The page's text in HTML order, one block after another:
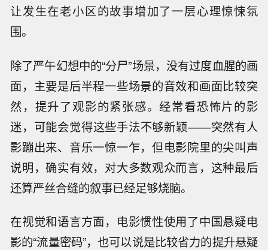
让发生在老小区的故事增加了一层心理惊悚氛
围。
除了严午幻想中的“分尸”场景，没有过度血腥的画
面，主要是后半程一些场景的音效和画面比较突
然，提升了观影的紧张感。经常看恐怖片的影
迷，可能会觉得这些手法不够新颖——突然有人
影蹦出来、音乐一惊一乍，但电影院里的尖叫声
说明，确实有效，对大多数观众而言，这种最后
还算严丝合缝的叙事已经足够烧脑。
在视觉和语言方面，电影惯性使用了中国悬疑电
影的“流量密码”，也可以说是比较省力的提升悬疑